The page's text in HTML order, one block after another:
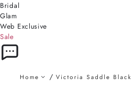
Bridal
Glam
Web Exclusive
Sale
Home Victoria Saddle Black